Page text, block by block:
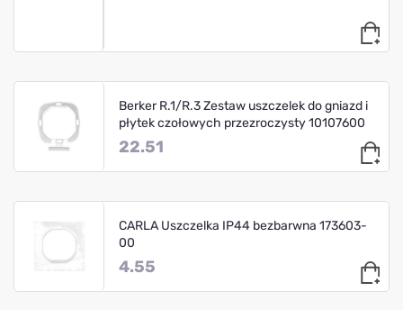
Berker R.1/R.3 Zestaw uszczelek do gniazd i
płytek czołowych przezroczysty 10107600
22.51
CARLA Uszczelka IP44 bezbarwna 173603-
00
4.55